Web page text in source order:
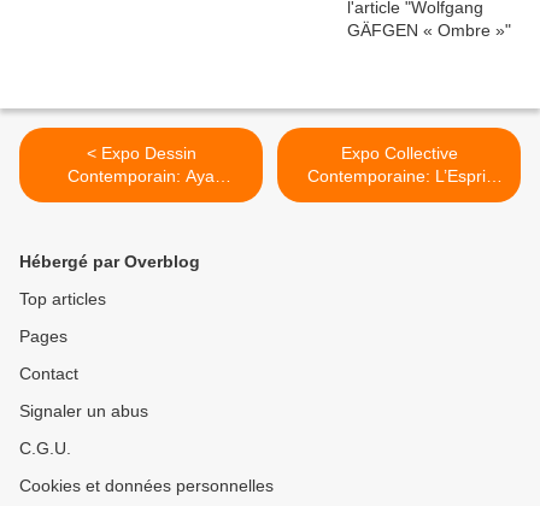
< Expo Dessin
Contemporain: Aya
TAKANO “The Jelly
Expo Collective
Contemporaine: L’Esprit
Français, Contre-Cultures
Hébergé par Overblog
Top articles
Pages
Contact
Signaler un abus
C.G.U.
Cookies et données personnelles